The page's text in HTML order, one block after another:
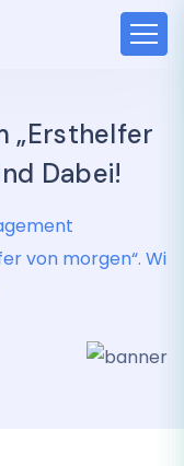
„Ersthelfer
Dabei!
von morgen“. Wi